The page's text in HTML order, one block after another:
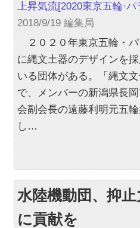
上昇気流[2020東京五輪·
2018/9/19 編集局
２０２０年東京五輪・
に縄文土器のデザインを
いる団体がある。「縄文
で、メンバーの新潟県長
会副会長の遠藤利明元五
し…
水陸機動団、抑
に貢献を